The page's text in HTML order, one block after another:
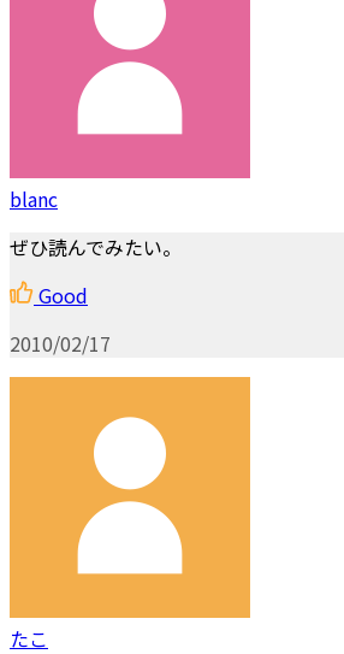
blanc
ぜひ読んでみたい。
Good
2010/02/17
たこ